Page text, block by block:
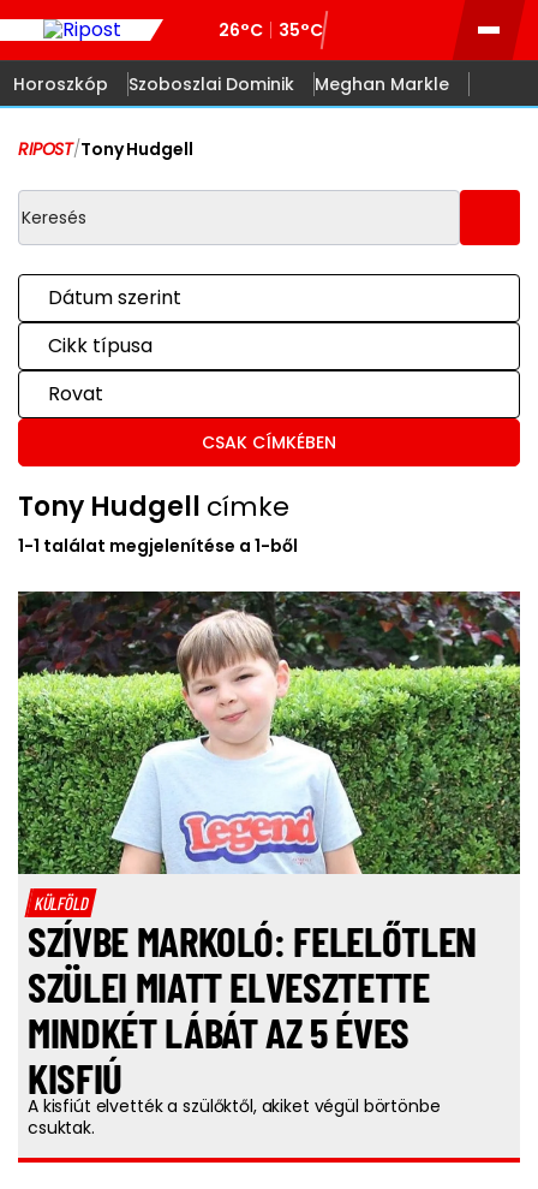
26°C 35°C
Horoszkóp Szoboszlai Dominik Meghan Markle
RIPOST/Tony Hudgell
Dátum szerint
Cikk típusa
Rovat
CSAK CÍMKÉBEN
Tony Hudgell címke
1-1 találat megjelenítése a 1-ből
KÜLFÖLD
SZÍVBE MARKOLÓ: FELELŐTLEN
SZÜLEI MIATT ELVESZTETTE
MINDKÉT LÁBÁT AZ 5 ÉVES
KISFIÚ
A kisfiút elvették a szülőktől, akiket végül börtönbe
csuktak.